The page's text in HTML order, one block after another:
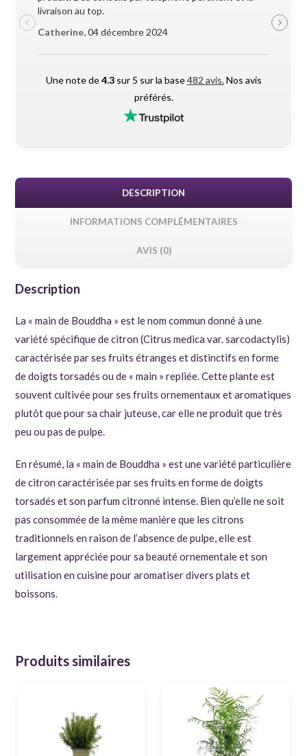
livraison au top.
Catherine,04 décembre 2024
Une note de4.3sur 5 sur la base482 avis.Nos avis
préférés.
DESCRIPTION
INFORMATIONS COMPLÉMENTAIRES
AVIS (0)
Description
La « main de Bouddha » est le nom commun donné à une
variété spécifique de citron (Citrus medica var. sarcodactylis)
caractérisée par ses fruits étranges et distinctifs en forme
de doigts torsadés ou de « main » repliée. Cette plante est
souvent cultivée pour ses fruits ornementaux et aromatiques
plutôt que pour sa chair juteuse, car elle ne produit que très
peu ou pas de pulpe.
En résumé, la « main de Bouddha » est une variété particulière
de citron caractérisée par ses fruits en forme de doigts
torsadés et son parfum citronné intense. Bien qu’elle ne soit
pas consommée de la même manière que les citrons
traditionnels en raison de l’absence de pulpe, elle est
largement appréciée pour sa beauté ornementale et son
utilisation en cuisine pour aromatiser divers plats et
boissons.
Produits similaires